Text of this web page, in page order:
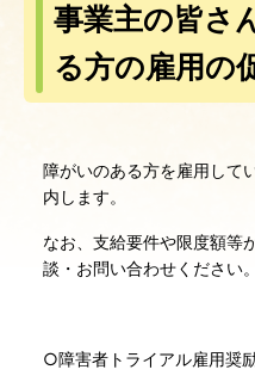
事業主の皆さ
る方の雇用の
障がいのある方を雇用して
内します。
なお、支給要件や限度額等
談・お問い合わせください。
○障害者トライアル雇用奨